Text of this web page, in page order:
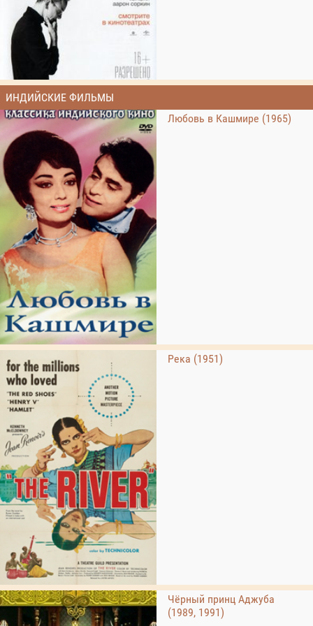
ИНДИЙСКИЕ ФИЛЬМЫ
Любовь в Кашмире (1965)
Река (1951)
Чёрный принц Аджуба
(1989, 1991)